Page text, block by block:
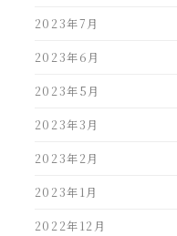
2023年7月
2023年6月
2023年5月
2023年3月
2023年2月
2023年1月
2022年12月